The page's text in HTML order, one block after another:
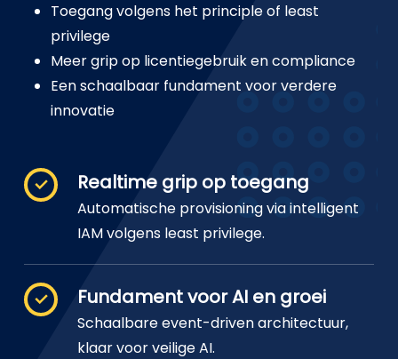
Toegang volgens het principle of least
privilege
Meer grip op licentiegebruik en compliance
Een schaalbaar fundament voor verdere
innovatie
Realtime grip op toegang
Automatische provisioning via intelligent
IAM volgens least privilege.
Fundament voor AI en groei
Schaalbare event-driven architectuur,
klaar voor veilige AI.